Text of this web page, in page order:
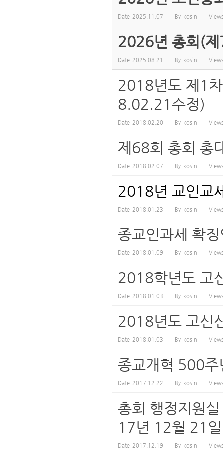
Date 2025.11.07 By kosin Views
2026년 총회(제
Date 2025.08.21 By kosin Views
2018년도 제1
8.02.21수정)
Date 2018.02.20 By kosin Views
제68회 총회 총
Date 2018.02.07 By kosin Views
2018년 교인교
Date 2018.01.23 By kosin Views
종교인과세 확
Date 2018.01.09 By kosin Views
2018학년도 고
Date 2018.01.03 By kosin Views
2018년도 고신
Date 2018.01.03 By kosin Views
종교개혁 500주
Date 2017.12.22 By kosin Views
총회 행정지원
17년 12월 21
Date 2017.12.19 By kosin Views